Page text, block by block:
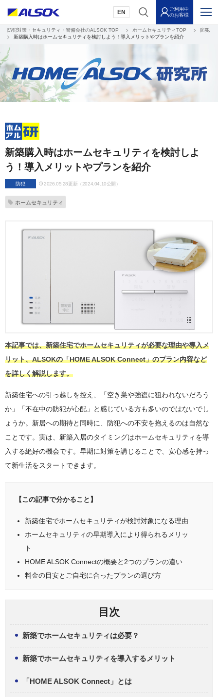
EN
ご利用中
のお客様
防犯対策・セキュリティ・警備会社のALSOK TOP ホームセキュリティTOP
防犯
新築購入時はホームセキュリティを検討しよう！導入メリットやプランを紹介
新築購入時はホームセキュリティを検討しよ
う！導入メリットやプランを紹介
防犯 2026.05.28更新（2024.04.10公開）
ホームセキュリティ
本記事では、新築住宅でホームセキュリティが必要な理由や導入メ
リット、ALSOKの「HOME ALSOK Connect」のプラン内容など
を詳しく解説します。
新築住宅への引っ越しを控え、「空き巣や強盗に狙われないだろう
か」「不在中の防犯が心配」と感じている方も多いのではないでし
ょうか。新居への期待と同時に、防犯への不安を抱えるのは自然な
ことです。実は、新築入居のタイミングはホームセキュリティを導
入する絶好の機会です。早期に対策を講じることで、安心感を持っ
て新生活をスタートできます。
【この記事で分かること】
新築住宅でホームセキュリティが検討対象になる理由
ホームセキュリティの早期導入により得られるメリッ
ト
HOME ALSOK Connectの概要と2つのプランの違い
料金の目安とご自宅に合ったプランの選び方
目次
新築でホームセキュリティは必要？
新築でホームセキュリティを導入するメリット
「HOME ALSOK Connect」とは